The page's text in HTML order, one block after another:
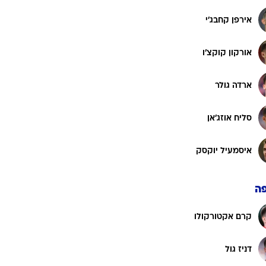
אירפן קחבג'י
אורקון קוקצ'ו
ארדה גולר
סליח אוזג'אן
איסמעיל יוקסק
קרם אקטורקולו
דניז גול